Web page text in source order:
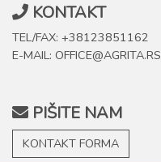
KONTAKT
TEL/FAX: +38123851162
E-MAIL: OFFICE@AGRITA.RS
PIŠITE NAM
KONTAKT FORMA